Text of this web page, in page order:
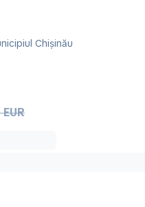
Chișinău